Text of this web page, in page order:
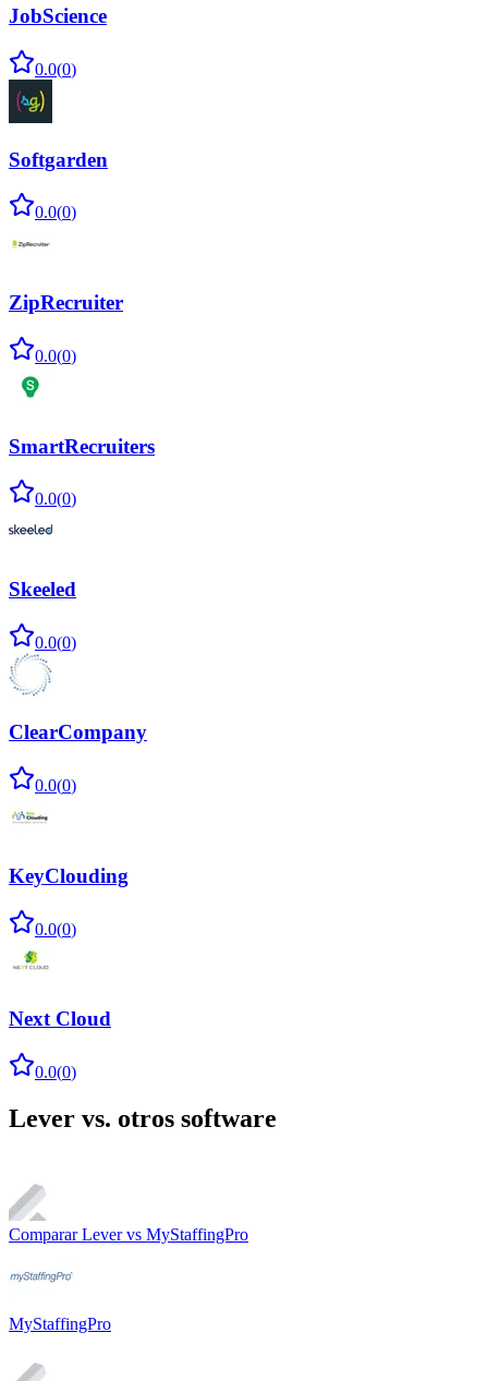
JobScience
0.0(0)
Softgarden
0.0(0)
ZipRecruiter
0.0(0)
SmartRecruiters
0.0(0)
Skeeled
0.0(0)
ClearCompany
0.0(0)
KeyClouding
0.0(0)
Next Cloud
0.0(0)
Lever vs. otros software
Comparar Levervs MyStaffingPro
MyStaffingPro